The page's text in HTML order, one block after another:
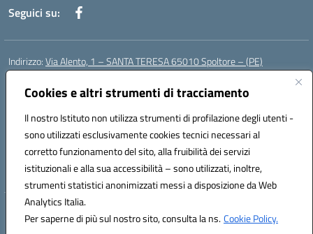
Cookies e altri strumenti di tracciamento
Il nostro Istituto non utilizza strumenti di profilazione degli utenti -
sono utilizzati esclusivamente cookies tecnici necessari al
corretto funzionamento del sito, alla fruibilità dei servizi
istituzionali e alla sua accessibilità – sono utilizzati, inoltre,
strumenti statistici anonimizzati messi a disposizione da Web
Analytics Italia.
Per saperne di più sul nostro sito, consulta la ns.Cookie Policy.
Seguici su:
Indirizzo:Via Alento, 1 – SANTA TERESA 65010 Spoltore – (PE)
Centralino:
Posta elettronica certificata (PEC):peee052003@pec.istruzione.it
Codice fiscale: 80006490686
Codice meccanografico:peee052003
Codice Indice delle Pubbliche Amministrazioni (IPA): istsc_peee052003
Codice unico di fatturazione (CUF): UF01MF
Hosting & Powered by 3D Solution S.r.l.
Concept & Design by Designers Italia